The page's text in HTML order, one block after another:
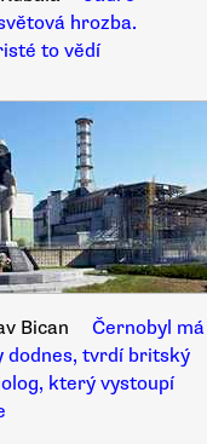
hrozba.
to vědí
Bican
Černobyl má
dodnes, tvrdí britský
který vystoupí